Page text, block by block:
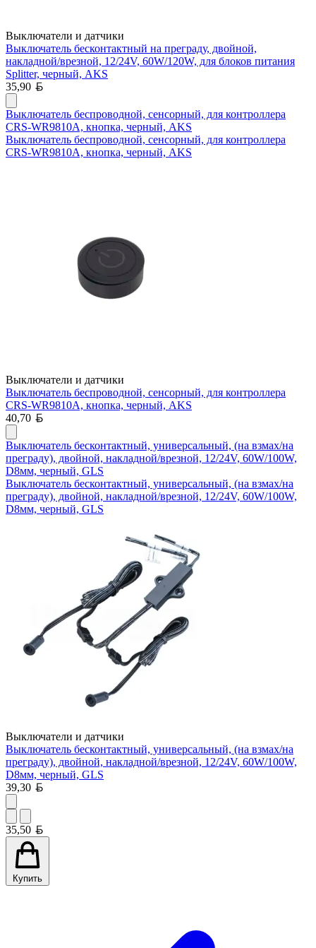
Выключатели и датчики
Выключатель бесконтактный на преграду, двойной,
накладной/врезной, 12/24V, 60W/120W, для блоков питания
Splitter, черный, AKS
35,90
Выключатель беспроводной, сенсорный, для контроллера
CRS-WR9810A, кнопка, черный, AKS
Выключатель беспроводной, сенсорный, для контроллера
CRS-WR9810A, кнопка, черный, AKS
Выключатели и датчики
Выключатель беспроводной, сенсорный, для контроллера
CRS-WR9810A, кнопка, черный, AKS
40,70
Выключатель бесконтактный, универсальный, (на взмах/на
преграду), двойной, накладной/врезной, 12/24V, 60W/100W,
D8мм, черный, GLS
Выключатель бесконтактный, универсальный, (на взмах/на
преграду), двойной, накладной/врезной, 12/24V, 60W/100W,
D8мм, черный, GLS
Выключатели и датчики
Выключатель бесконтактный, универсальный, (на взмах/на
преграду), двойной, накладной/врезной, 12/24V, 60W/100W,
D8мм, черный, GLS
39,30
35,50
Купить